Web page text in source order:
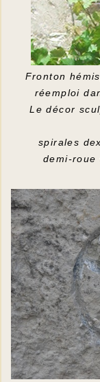
Fronton
réemploi
Le décor
spirales
demi-roue